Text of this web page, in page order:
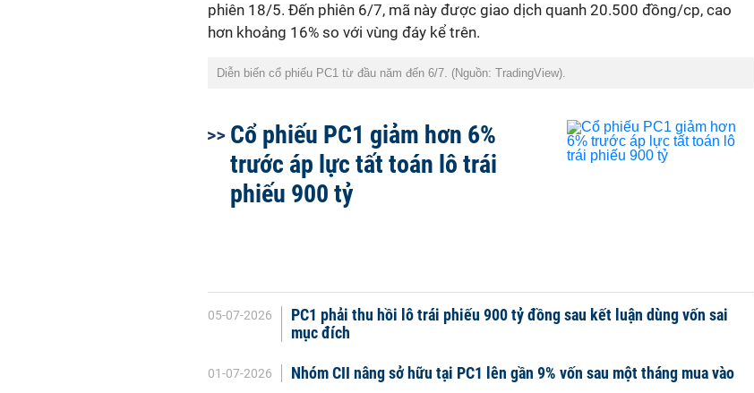
phiên 18/5. Đến phiên 6/7, mã này được giao dịch quanh 20.500 đồng/cp, cao
hơn khoảng 16% so với vùng đáy kể trên.
Diễn biến cổ phiếu PC1 từ đầu năm đến 6/7. (Nguồn: TradingView).
Cổ phiếu PC1 giảm hơn 6%
trước áp lực tất toán lô trái
phiếu 900 tỷ
05-07-2026
PC1 phải thu hồi lô trái phiếu 900 tỷ đồng sau kết luận dùng vốn sai
mục đích
01-07-2026 Nhóm CII nâng sở hữu tại PC1 lên gần 9% vốn sau một tháng mua vào